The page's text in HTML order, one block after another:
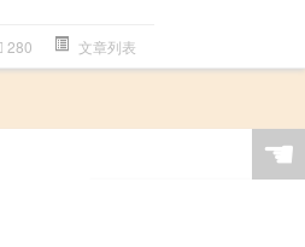
280 文章列表
☚